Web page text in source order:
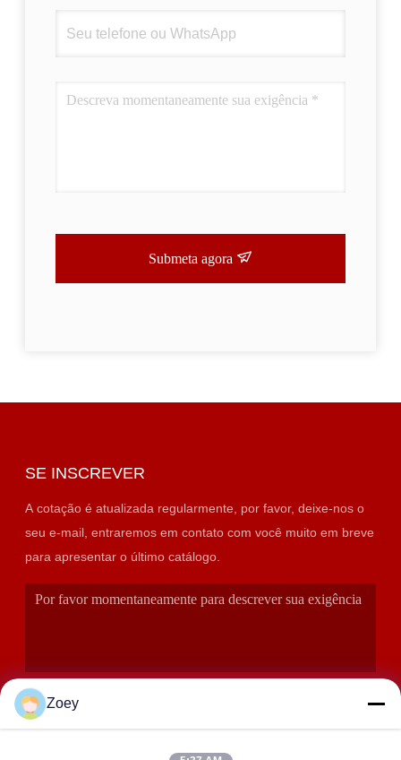
Submeta agora
SE INSCREVER
A cotação é atualizada regularmente, por favor, deixe-nos o
seu e-mail, entraremos em contato com você muito em breve
para apresentar o último catálogo.
Zoey